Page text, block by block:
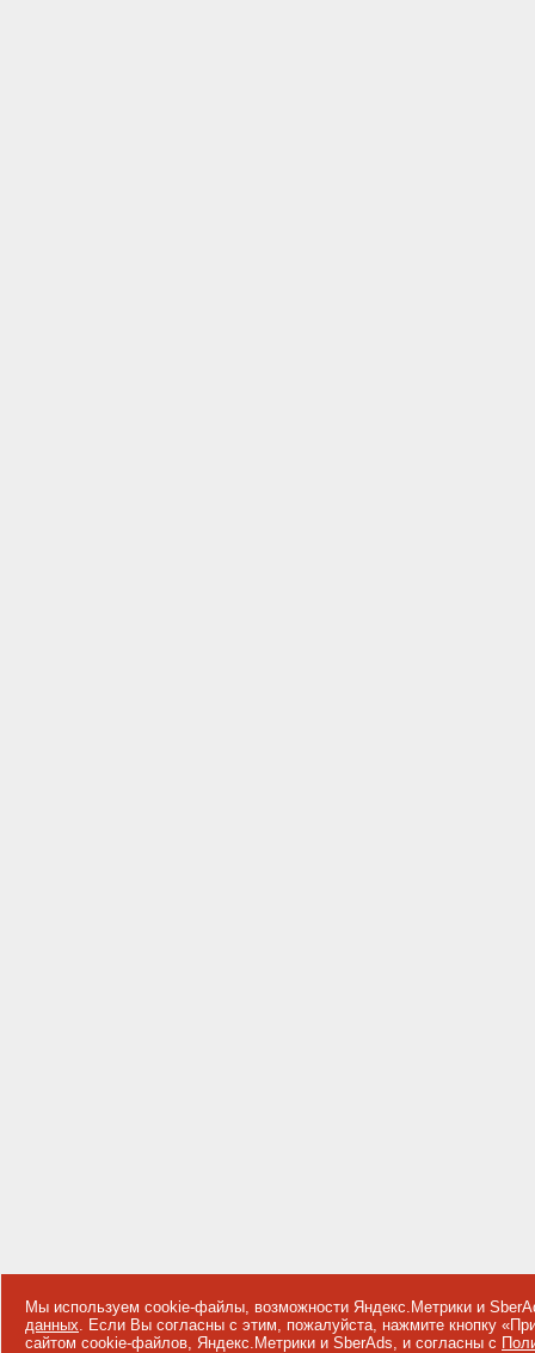
Мы используем cookie-файлы, возможности Яндекс.Метрики и
данных. Если Вы согласны с этим, пожалуйста, нажмите кнопку
сайтом cookie-файлов, Яндекс.Метрики и SberAds, и согласны с